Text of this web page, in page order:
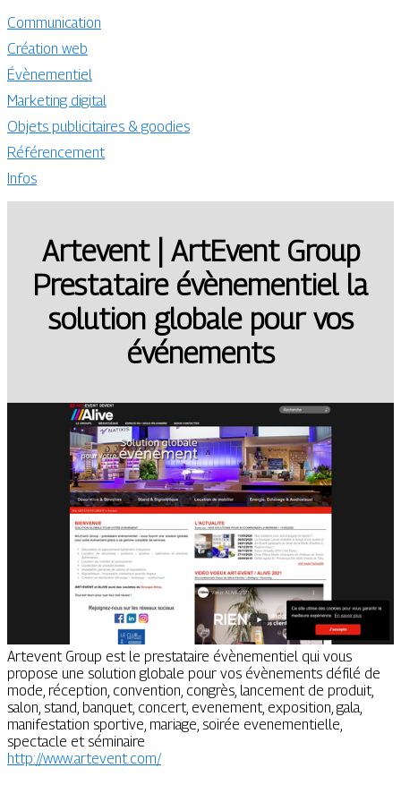
Communication
Création web
Évènementiel
Marketing digital
Objets publicitaires & goodies
Référencement
Infos
Artevent | ArtEvent Group
Prestataire évène­men­tiel la
solution globale pour vos
événements
Artevent Group est le prestataire évènementiel qui vous
propose une solution globale pour vos évènements défilé de
mode, réception, convention, congrès, lancement de produit,
salon, stand, banquet, concert, evenement, exposition, gala,
manifestation sportive, mariage, soirée evenementielle,
spectacle et séminaire
http://www.artevent.com/